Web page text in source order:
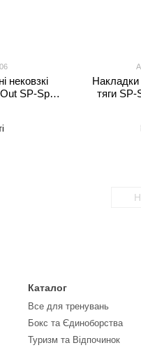
нековзкі
SP-Sport
Накладки
тяги SP-
Каталог
Все для тренувань
Бокс та Єдиноборства
Туризм та Відпочинок